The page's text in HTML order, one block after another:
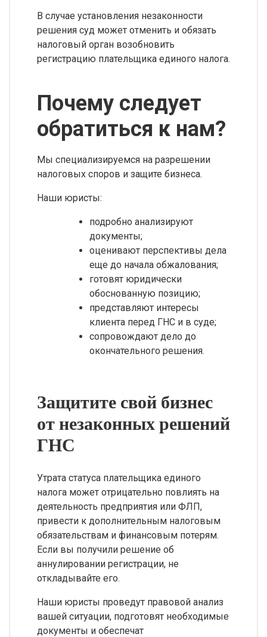
В случае установления незаконности
решения суд может отменить и обязать
налоговый орган возобновить
регистрацию плательщика единого налога.
Почему следует
обратиться к нам?
Мы специализируемся на разрешении
налоговых споров и защите бизнеса.
Наши юристы:
подробно анализируют
документы;
оценивают перспективы дела
еще до начала обжалования;
готовят юридически
обоснованную позицию;
представляют интересы
клиента перед ГНС и в суде;
сопровождают дело до
окончательного решения.
Защитите свой бизнес
от незаконных решений
ГНС
Утрата статуса плательщика единого
налога может отрицательно повлиять на
деятельность предприятия или ФЛП,
привести к дополнительным налоговым
обязательствам и финансовым потерям.
Если вы получили решение об
аннулировании регистрации, не
откладывайте его.
Наши юристы проведут правовой анализ
вашей ситуации, подготовят необходимые
документы и обеспечат